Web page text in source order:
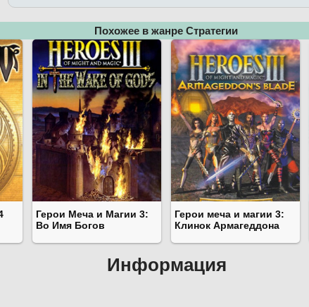
Похожее в жанре Стратегии
Герои Меча и Магии 3:
Во Имя Богов
Герои меча и магии 3:
Клинок Армагеддона
Информация